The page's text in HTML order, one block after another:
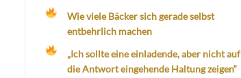
Wie viele Bäcker sich gerade selbst
entbehrlich machen
„Ich sollte eine einladende, aber nicht auf
die Antwort eingehende Haltung zeigen“